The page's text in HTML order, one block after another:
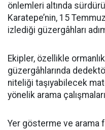
önlemleri altında
Karatepe’nin, 15
izlediği güzergâhları
Ekipler, özellikle
güzergâhlarında
niteliği taşıyabilecek
yönelik arama
Yer gösterme ve arama